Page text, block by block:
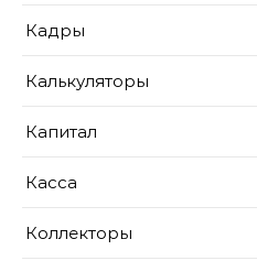
Кадры
Калькуляторы
Капитал
Касса
Коллекторы